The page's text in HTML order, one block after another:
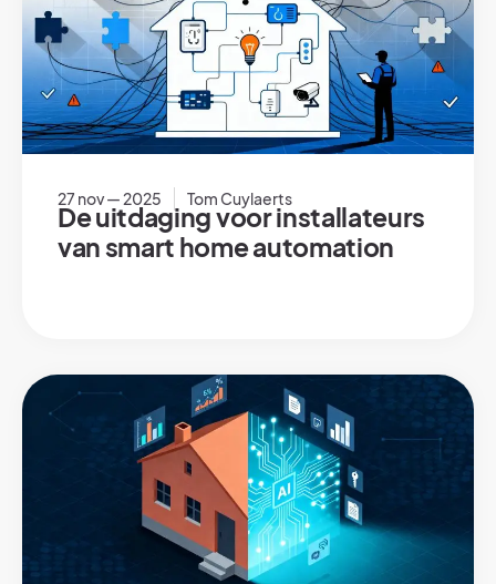
27 nov — 2025 Tom Cuylaerts
De uitdaging voor installateurs
van smart home automation